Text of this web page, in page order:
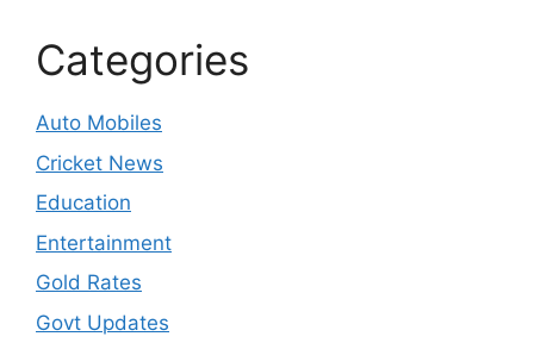
Categories
Auto Mobiles
Cricket News
Education
Entertainment
Gold Rates
Govt Updates